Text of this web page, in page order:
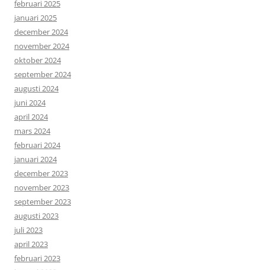
februari 2025
januari 2025
december 2024
november 2024
oktober 2024
september 2024
augusti 2024
juni 2024
april 2024
mars 2024
februari 2024
januari 2024
december 2023
november 2023
september 2023
augusti 2023
juli 2023
april 2023
februari 2023